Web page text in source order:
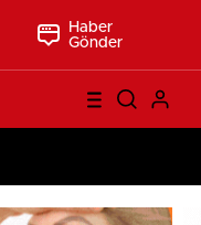
Haber
Gönder